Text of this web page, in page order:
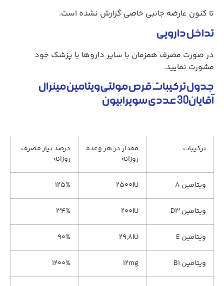
تا کنون عارضه جانبی خاصی گزارش نشده است.
تداخل دارویی
در صورت مصرف همزمان با سایر داروها با پزشک خود
مشورت نمایید.
جدول ترکیبات قرص مولتی ویتامین مینرال
آقایان30 عددی سوپرابیون
ترکیبات
مقدار در هر وعده
روزانه
درصد نیاز مصرف
روزانه
ویتامین A ۲۵۰۰IU ۱۲۵%
ویتامین D۳ ۲۰۰IU ۳۴%
ویتامین E ۲۹,۸IU ۹۰%
ویتامین B۱ ۱۲mg ۱۲۰۰%